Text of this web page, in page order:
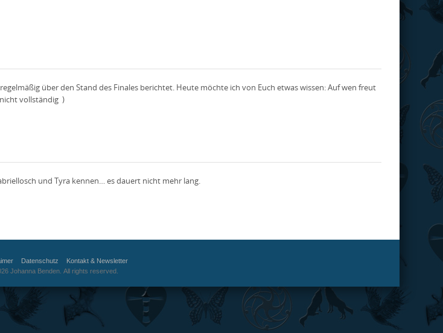
über den Stand des Finales berichtet. Heute möchte ich von Euch etwas wissen: Auf wen freut
vollständig )
und Tyra kennen… es dauert nicht mehr lang.
Datenschutz
Kontakt & Newsletter
Johanna Benden. All rights reserved.